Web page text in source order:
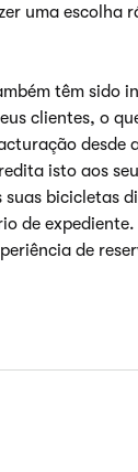
uma escolha
têm sido
clientes, o
desde
isto aos
suas bicicletas
de expediente.
de